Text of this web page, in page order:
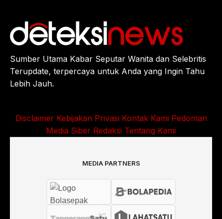
Sumber Utama Kabar Seputar Wanita dan Selebritis
Terupdate, terpercaya untuk Anda yang Ingin Tahu
Lebih Jauh.
Disclaimer Kebijakan Privasi Kontak Kami Pedoman
Media Siber Redaksi Tentang Kami
MEDIA PARTNERS